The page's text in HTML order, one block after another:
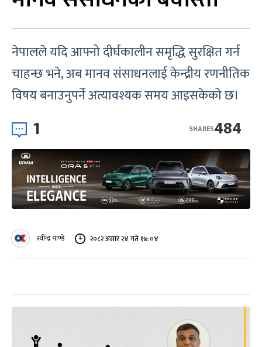
नेपालले यदि आफ्नो दीर्घकालीन समृद्धि सुरक्षित गर्न
चाहन्छ भने, अब मानव संसाधनलाई केन्द्रीय रणनीतिक
विषय बनाउनुपर्ने अत्यावश्यक समय आइसकेको छ।
1 484
SHARES
रवीन्द्र पाण्डे २०८२ असार २४ गते १७:०४